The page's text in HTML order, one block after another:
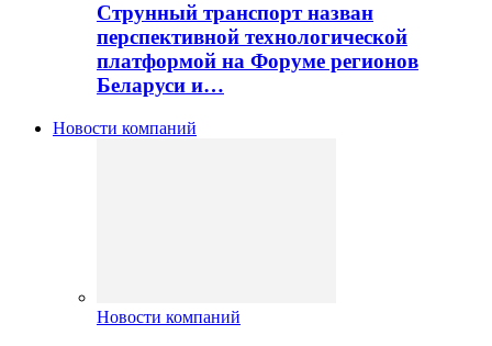
Струнный транспорт назван
перспективной технологической
платформой на Форуме регионов
Беларуси и…
Новости компаний
Новости компаний